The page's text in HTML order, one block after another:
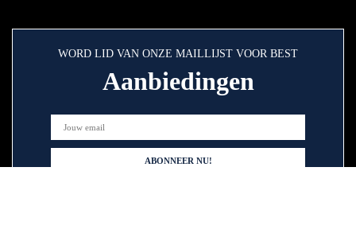
WORD LID VAN ONZE MAILLIJST VOOR BEST
Aanbiedingen